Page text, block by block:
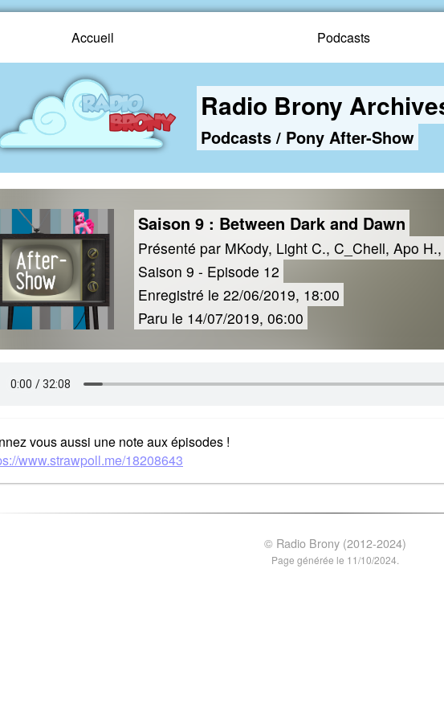
Accueil Podcasts
Radio Brony
Podcasts / Pony After-Show
Saison 9 : Between Dark and Dawn
Présenté par MKody, Light C., C_Chell, Apo
Saison 9 - Episode 12
Enregistré le 22/06/2019, 18:00
Paru le 14/07/2019, 06:00
vous aussi une note aux épisodes !
www.strawpoll.me/18208643
© Radio Brony (2012-2024)
Page générée le 11/10/2024.